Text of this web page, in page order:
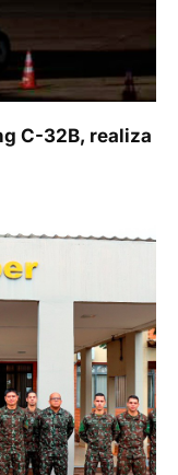
C-32B, realiza